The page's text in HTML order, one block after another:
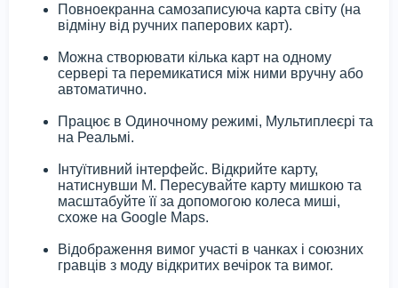
Повноекранна самозаписуюча карта світу (на
відміну від ручних паперових карт).
Можна створювати кілька карт на одному
сервері та перемикатися між ними вручну або
автоматично.
Працює в Одиночному режимі, Мультиплеєрі та
на Реальмі.
Інтуїтивний інтерфейс. Відкрийте карту,
натиснувши M. Пересувайте карту мишкою та
масштабуйте її за допомогою колеса миші,
схоже на Google Maps.
Відображення вимог участі в чанках і союзних
гравців з моду відкритих вечірок та вимог.